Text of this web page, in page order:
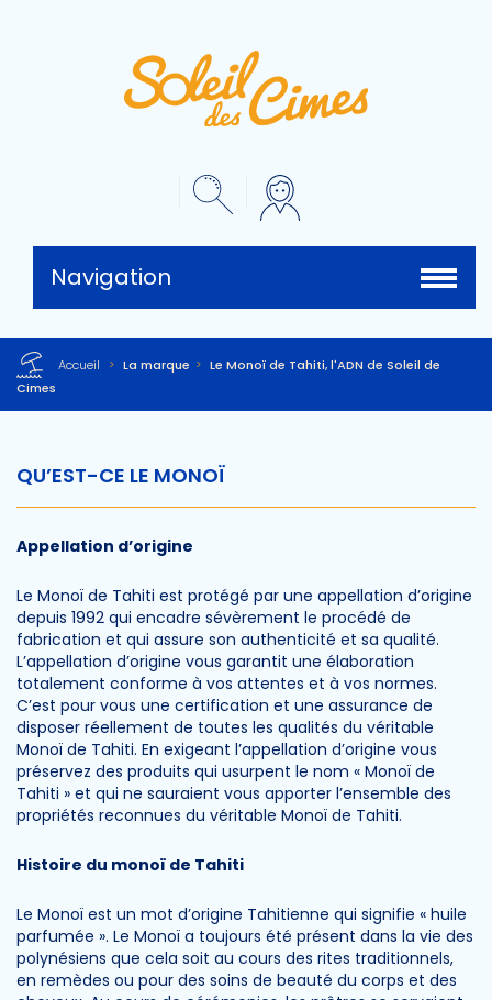
Navigation
Accueil > La marque > Le Monoï de Tahiti, l'ADN de Soleil de
Cimes
QU’EST-CE LE MONOÏ
Appellation d’origine
Le Monoï de Tahiti est protégé par une appellation d’origine
depuis 1992 qui encadre sévèrement le procédé de
fabrication et qui assure son authenticité et sa qualité.
L’appellation d’origine vous garantit une élaboration
totalement conforme à vos attentes et à vos normes.
C’est pour vous une certification et une assurance de
disposer réellement de toutes les qualités du véritable
Monoï de Tahiti. En exigeant l’appellation d’origine vous
préservez des produits qui usurpent le nom « Monoï de
Tahiti » et qui ne sauraient vous apporter l’ensemble des
propriétés reconnues du véritable Monoï de Tahiti.
Histoire du monoï de Tahiti
Le Monoï est un mot d’origine Tahitienne qui signifie « huile
parfumée ». Le Monoï a toujours été présent dans la vie des
polynésiens que cela soit au cours des rites traditionnels,
en remèdes ou pour des soins de beauté du corps et des